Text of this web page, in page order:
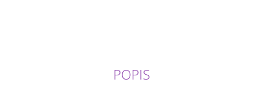
POPIS